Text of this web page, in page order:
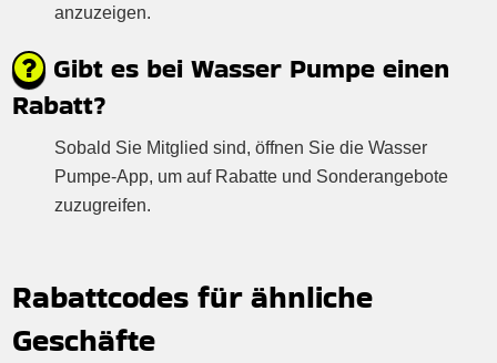
anzuzeigen.
Gibt es bei Wasser Pumpe einen
Rabatt?
Sobald Sie Mitglied sind, öffnen Sie die Wasser
Pumpe-App, um auf Rabatte und Sonderangebote
zuzugreifen.
Rabattcodes für ähnliche
Geschäfte